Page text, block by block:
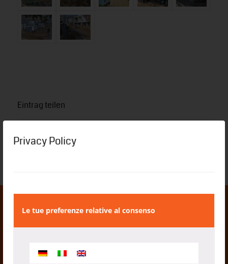
Privacy Policy
Le tue preferenze relative al consenso
Eintrag teilen